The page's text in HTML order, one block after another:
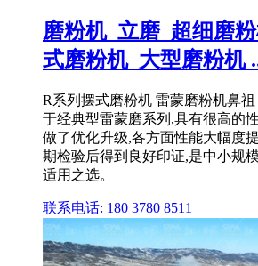
磨粉机_立磨_超细磨
式磨粉机_大型磨粉机
R系列摆式磨粉机 雷蒙磨粉机鼻
于经典型雷蒙磨系列,具有很高的
做了优化升级,各方面性能大幅度
期检验后得到良好印证,是中小规
适用之选。
联系电话: 180 3780 8511